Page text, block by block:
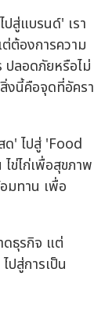
สู่แบรนด์' เรา
ต้องการความ
ปลอดภัยหรือไม่
งนี้คือจุดที่อัครา
ด' ไปสู่ 'Food
ข่ไก่เพื่อสุขภาพ
มทาน เพื่อ
ดธุรกิจ แต่
ปสู่การเป็น